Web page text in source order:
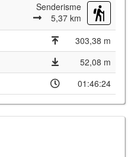
Senderisme
5,37 km
303,38 m
52,08 m
01:46:24